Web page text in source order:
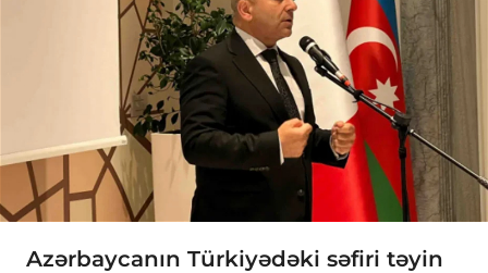
Azərbaycanın Türkiyədəki səfiri təyin